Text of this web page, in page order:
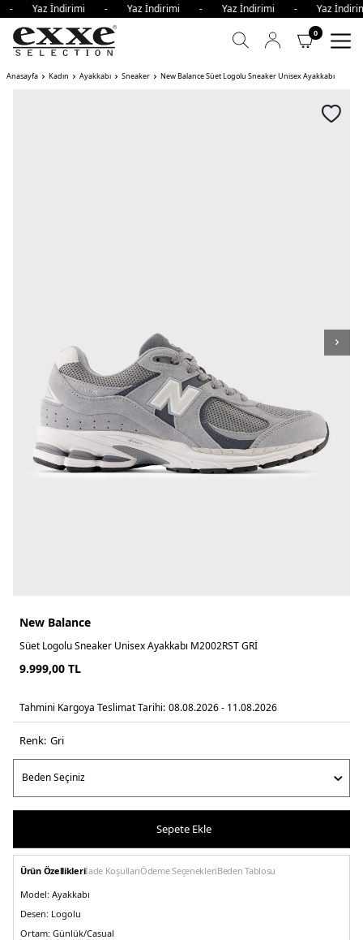
- Yaz İndirimi - Yaz İndirimi - Yaz İndirimi - Yaz
0
Anasayfa Kadın Ayakkabı Sneaker New Balance Süet Logolu Sneaker Unisex Ayakkabı
New Balance
Süet Logolu Sneaker Unisex Ayakkabı M2002RST GRİ
9.999,00 TL
Tahmini Kargoya Teslimat Tarihi: 08.08.2026 - 11.08.2026
Renk: gri̇
Sepete Ekle
Ürün Özellikleriİade KoşullarıÖdeme SeçenekleriBeden Tablosu
Model: Ayakkabı
Desen: Logolu
Ortam: Günlük/Casual